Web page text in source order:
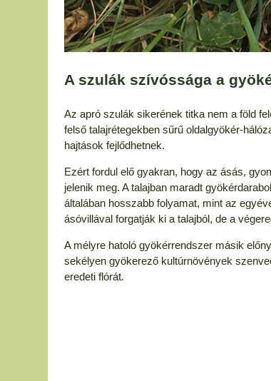
A szulák szívóssága a
Az apró szulák sikerének titka nem a föld
felső talajrétegekben sűrű oldalgyökér-
hajtások fejlődhetnek.
Ezért fordul elő gyakran, hogy az ásás,
jelenik meg. A talajban maradt
általában hosszabb folyamat, mint az
ásóvillával forgatják ki a talajból, de a
A mélyre hatoló gyökérrendszer másik
sekélyen gyökerező kultúrnövények
eredeti flórát.